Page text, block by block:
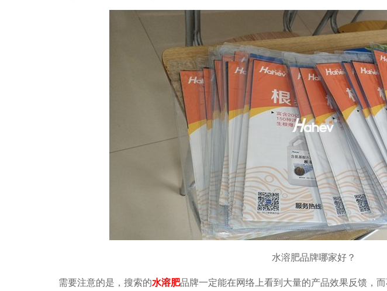
水溶肥品牌哪家好？
需要注意的是，搜索的水溶肥品牌一定能在网络上看到大量的产品效果反馈，